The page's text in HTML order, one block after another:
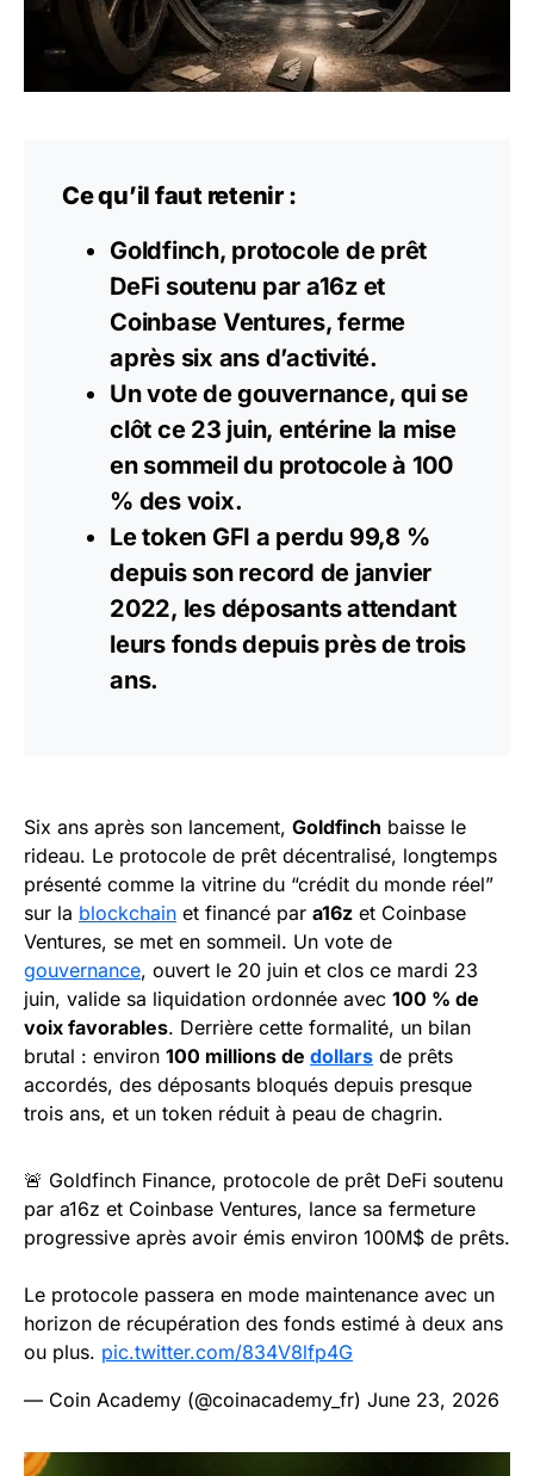
Ce qu’il faut retenir :
Goldfinch, protocole de prêt
DeFi soutenu par a16z et
Coinbase Ventures, ferme
après six ans d’activité.
Un vote de gouvernance, qui se
clôt ce 23 juin, entérine la mise
en sommeil du protocole à 100
% des voix.
Le token GFI a perdu 99,8 %
depuis son record de janvier
2022, les déposants attendant
leurs fonds depuis près de trois
ans.
Six ans après son lancement, Goldfinch baisse le
rideau. Le protocole de prêt décentralisé, longtemps
présenté comme la vitrine du “crédit du monde réel”
sur la blockchain et financé par a16z et Coinbase
Ventures, se met en sommeil. Un vote de
gouvernance, ouvert le 20 juin et clos ce mardi 23
juin, valide sa liquidation ordonnée avec 100 % de
voix favorables. Derrière cette formalité, un bilan
brutal : environ 100 millions de dollars de prêts
accordés, des déposants bloqués depuis presque
trois ans, et un token réduit à peau de chagrin.
🚨 Goldfinch Finance, protocole de prêt DeFi soutenu
par a16z et Coinbase Ventures, lance sa fermeture
progressive après avoir émis environ 100M$ de prêts.
Le protocole passera en mode maintenance avec un
horizon de récupération des fonds estimé à deux ans
ou plus. pic.twitter.com/834V8lfp4G
— Coin Academy (@coinacademy_fr) June 23, 2026